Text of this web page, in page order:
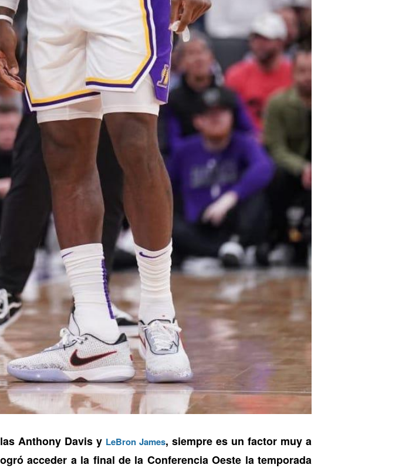
Anthony Davis y LeBron James, siempre es un factor muy a
acceder a la final de la Conferencia Oeste la temporada